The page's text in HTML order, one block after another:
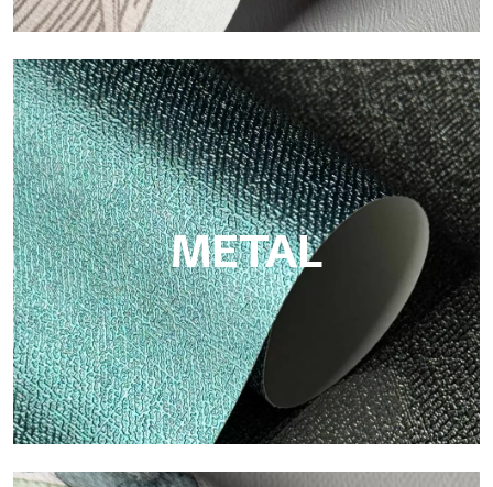
ECO
Eco von Tecnografica ist die ökologische Tapete aus
Zellulosefaser: nachhaltige Unterstützung, ohne PVC, mit
hellen Farben und hoher Qualität.
METAL